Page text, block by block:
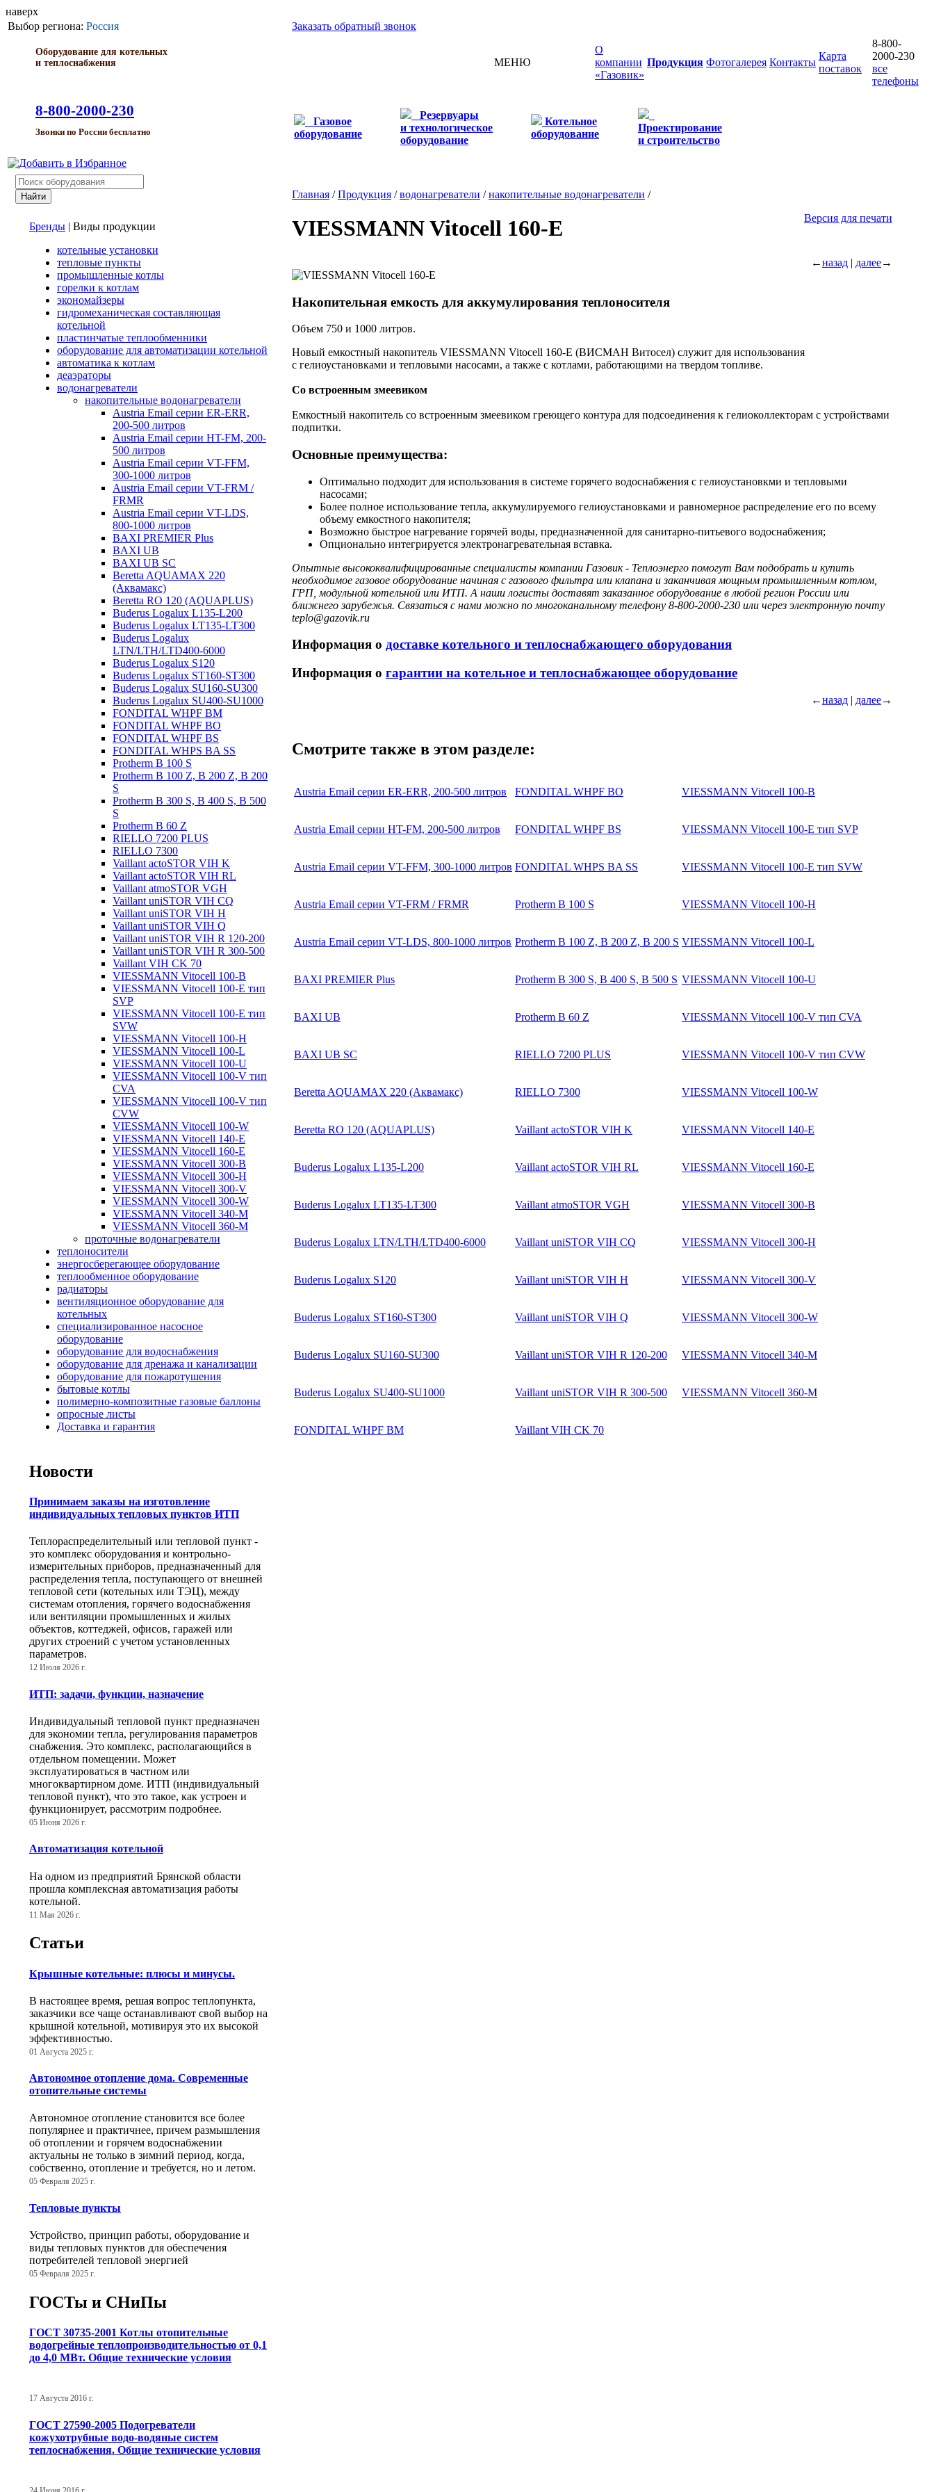
наверх
Выбор региона: Россия
Оборудование для котельных
и теплоснабжения
8-800-2000-230
Звонки по России бесплатно
Заказать обратный звонок
МЕНЮ
О
компании
«Газовик»
Продукция Фотогалерея Контакты
Карта
поставок
8-800-
2000-230
все
телефоны
Газовое
оборудование
Резервуары
и технологическое
оборудование
Котельное
оборудование
Проектирование
и строительство
Бренды | Виды продукции
котельные установки
тепловые пункты
промышленные котлы
горелки к котлам
экономайзеры
гидромеханическая составляющая
котельной
пластинчатые теплообменники
оборудование для автоматизации котельной
автоматика к котлам
деаэраторы
водонагреватели
накопительные водонагреватели
Austria Email серии ER-ERR,
200-500 литров
Austria Email серии HT-FM, 200-
500 литров
Austria Email серии VT-FFM,
300-1000 литров
Austria Email серии VT-FRM /
FRMR
Austria Email серии VT-LDS,
800-1000 литров
BAXI PREMIER Plus
BAXI UB
BAXI UB SC
Beretta AQUAMAX 220
(Аквамакс)
Beretta RO 120 (AQUAPLUS)
Buderus Logalux L135-L200
Buderus Logalux LT135-LT300
Buderus Logalux
LTN/LTH/LTD400-6000
Buderus Logalux S120
Buderus Logalux ST160-ST300
Buderus Logalux SU160-SU300
Buderus Logalux SU400-SU1000
FONDITAL WHPF BM
FONDITAL WHPF BO
FONDITAL WHPF BS
FONDITAL WHPS BA SS
Protherm B 100 S
Protherm B 100 Z, B 200 Z, B 200
S
Protherm B 300 S, B 400 S, B 500
S
Protherm B 60 Z
RIELLO 7200 PLUS
RIELLO 7300
Vaillant actoSTOR VIH K
Vaillant actoSTOR VIH RL
Vaillant atmoSTOR VGH
Vaillant uniSTOR VIH CQ
Vaillant uniSTOR VIH H
Vaillant uniSTOR VIH Q
Vaillant uniSTOR VIH R 120-200
Vaillant uniSTOR VIH R 300-500
Vaillant VIH CK 70
VIESSMANN Vitocell 100-B
VIESSMANN Vitocell 100-E тип
SVP
VIESSMANN Vitocell 100-E тип
SVW
VIESSMANN Vitocell 100-H
VIESSMANN Vitocell 100-L
VIESSMANN Vitocell 100-U
VIESSMANN Vitocell 100-V тип
CVA
VIESSMANN Vitocell 100-V тип
CVW
VIESSMANN Vitocell 100-W
VIESSMANN Vitocell 140-E
VIESSMANN Vitocell 160-E
VIESSMANN Vitocell 300-B
VIESSMANN Vitocell 300-H
VIESSMANN Vitocell 300-V
VIESSMANN Vitocell 300-W
VIESSMANN Vitocell 340-M
VIESSMANN Vitocell 360-M
проточные водонагреватели
теплоносители
энергосберегающее оборудование
теплообменное оборудование
радиаторы
вентиляционное оборудование для
котельных
специализированное насосное
оборудование
оборудование для водоснабжения
оборудование для дренажа и канализации
оборудование для пожаротушения
бытовые котлы
полимерно-композитные газовые баллоны
опросные листы
Доставка и гарантия
Новости
Принимаем заказы на изготовление
индивидуальных тепловых пунктов ИТП
Теплораспределительный или тепловой пункт -
это комплекс оборудования и контрольно-
измерительных приборов, предназначенный для
распределения тепла, поступающего от внешней
тепловой сети (котельных или ТЭЦ), между
системам отопления, горячего водоснабжения
или вентиляции промышленных и жилых
объектов, коттеджей, офисов, гаражей или
других строений с учетом установленных
параметров.
12 Июля 2026 г.
ИТП: задачи, функции, назначение
Индивидуальный тепловой пункт предназначен
для экономии тепла, регулирования параметров
снабжения. Это комплекс, располагающийся в
отдельном помещении. Может
эксплуатироваться в частном или
многоквартирном доме. ИТП (индивидуальный
тепловой пункт), что это такое, как устроен и
функционирует, рассмотрим подробнее.
05 Июня 2026 г.
Автоматизация котельной
На одном из предприятий Брянской области
прошла комплексная автоматизация работы
котельной.
11 Мая 2026 г.
Статьи
Крышные котельные: плюсы и минусы.
В настоящее время, решая вопрос теплопункта,
заказчики все чаще останавливают свой выбор на
крышной котельной, мотивируя это их высокой
эффективностью.
01 Августа 2025 г.
Автономное отопление дома. Современные
отопительные системы
Автономное отопление становится все более
популярнее и практичнее, причем размышления
об отоплении и горячем водоснабжении
актуальны не только в зимний период, когда,
собственно, отопление и требуется, но и летом.
05 Февраля 2025 г.
Тепловые пункты
Устройство, принцип работы, оборудование и
виды тепловых пунктов для обеспечения
потребителей тепловой энергией
05 Февраля 2025 г.
ГОСТы и СНиПы
ГОСТ 30735-2001 Котлы отопительные
водогрейные теплопроизводительностью от 0,1
до 4,0 МВт. Общие технические условия
17 Августа 2016 г.
ГОСТ 27590-2005 Подогреватели
кожухотрубные водо-водяные систем
теплоснабжения. Общие технические условия
Главная /Продукция /водонагреватели /накопительные водонагреватели /
Версия для печати
VIESSMANN Vitocell 160-E
←назад | далее→
Накопительная емкость для аккумулирования теплоносителя
Объем 750 и 1000 литров.
Новый емкостный накопитель VIESSMANN Vitocell 160-E (ВИСМАН Витосел) служит для использования
с гелиоустановками и тепловыми насосами, а также с котлами, работающими на твердом топливе.
Со встроенным змеевиком
Емкостный накопитель со встроенным змеевиком греющего контура для подсоединения к гелиоколлекторам с устройствами
подпитки.
Основные преимущества:
Оптимально подходит для использования в системе горячего водоснабжения с гелиоустановкми и тепловыми
насосами;
Более полное использование тепла, аккумулируемого гелиоустановками и равномерное распределение его по всему
объему емкостного накопителя;
Возможно быстрое нагревание горячей воды, предназначенной для санитарно-питьевого водоснабжения;
Опционально интегрируется электронагревательная вставка.
Опытные высококвалифицированные специалисты компании Газовик - Теплоэнерго помогут Вам подобрать и купить
необходимое газовое оборудование начиная с газового фильтра или клапана и заканчивая мощным промышленным котлом,
ГРП, модульной котельной или ИТП. А наши логисты доставят заказанное оборудование в любой регион России или
ближнего зарубежья. Связаться с нами можно по многоканальному телефону 8-800-2000-230 или через электронную почту
teplo@gazovik.ru
Информация о доставке котельного и теплоснабжающего оборудования
Информация о гарантии на котельное и теплоснабжающее оборудование
←назад | далее→
Смотрите также в этом разделе:
Austria Email серии ER-ERR, 200-500 литров FONDITAL WHPF BO VIESSMANN Vitocell 100-B
Austria Email серии HT-FM, 200-500 литров FONDITAL WHPF BS VIESSMANN Vitocell 100-E тип SVP
Austria Email серии VT-FFM, 300-1000 литров FONDITAL WHPS BA SS VIESSMANN Vitocell 100-E тип SVW
Austria Email серии VT-FRM / FRMR Protherm B 100 S VIESSMANN Vitocell 100-H
Austria Email серии VT-LDS, 800-1000 литров Protherm B 100 Z, B 200 Z, B 200 S VIESSMANN Vitocell 100-L
BAXI PREMIER Plus Protherm B 300 S, B 400 S, B 500 S VIESSMANN Vitocell 100-U
BAXI UB Protherm B 60 Z VIESSMANN Vitocell 100-V тип CVA
BAXI UB SC RIELLO 7200 PLUS VIESSMANN Vitocell 100-V тип CVW
Beretta AQUAMAX 220 (Аквамакс) RIELLO 7300 VIESSMANN Vitocell 100-W
Beretta RO 120 (AQUAPLUS) Vaillant actoSTOR VIH K VIESSMANN Vitocell 140-E
Buderus Logalux L135-L200 Vaillant actoSTOR VIH RL VIESSMANN Vitocell 160-E
Buderus Logalux LT135-LT300 Vaillant atmoSTOR VGH VIESSMANN Vitocell 300-B
Buderus Logalux LTN/LTH/LTD400-6000 Vaillant uniSTOR VIH CQ VIESSMANN Vitocell 300-H
Buderus Logalux S120 Vaillant uniSTOR VIH H VIESSMANN Vitocell 300-V
Buderus Logalux ST160-ST300 Vaillant uniSTOR VIH Q VIESSMANN Vitocell 300-W
Buderus Logalux SU160-SU300 Vaillant uniSTOR VIH R 120-200 VIESSMANN Vitocell 340-M
Buderus Logalux SU400-SU1000 Vaillant uniSTOR VIH R 300-500 VIESSMANN Vitocell 360-M
FONDITAL WHPF BM Vaillant VIH CK 70